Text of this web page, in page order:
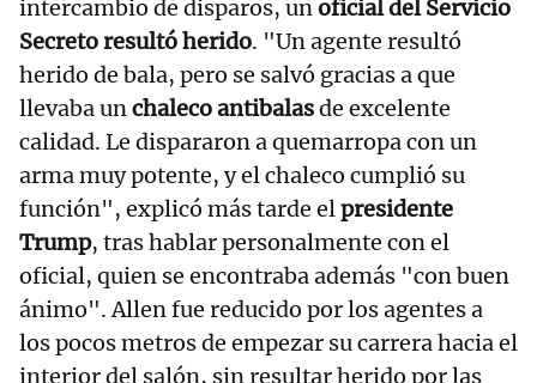
intercambio de disparos, unoficial del Servicio
Secreto resultó herido. "Un agente resultó
herido de bala, pero se salvó gracias a que
llevaba unchaleco antibalasde excelente
calidad. Le dispararon a quemarropa con un
arma muy potente, y el chaleco cumplió su
función", explicó más tarde elpresidente
Trump, tras hablar personalmente con el
oficial, quien se encontraba además "con buen
ánimo". Allen fue reducido por los agentes a
los pocos metros de empezar su carrera hacia el
interior del salón, sin resultar herido por las